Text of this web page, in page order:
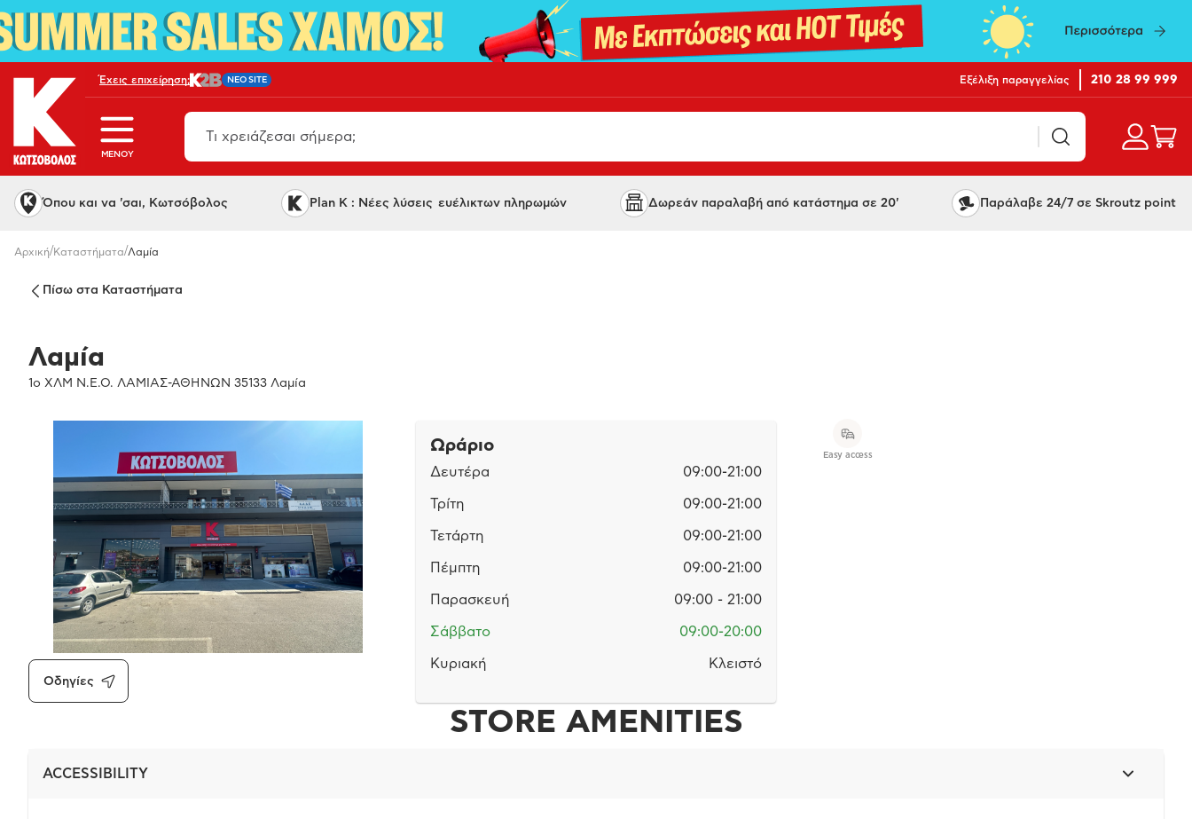
Έχεις επιχείρηση; NEO SITE Εξέλιξη παραγγελίας 210 28 99 999
MENOY
Όπου και να 'σαι, Κωτσόβολος Plan K : Νέες λύσεις ευέλικτων πληρωμών Δωρεάν παραλαβή από κατάστημα σε 20' Παράλαβε 24/7 σε Skroutz point
Αρχική/Καταστήματα/Λαμία
Πίσω στα Καταστήματα
Λαμία
1ο ΧΛΜ Ν.Ε.Ο. ΛΑΜΙΑΣ-ΑΘΗΝΩΝ 35133 Λαμία
Οδηγίες
Ωράριο
Δευτέρα 09:00-21:00
Τρίτη 09:00-21:00
Τετάρτη 09:00-21:00
Πέμπτη 09:00-21:00
Παρασκευή 09:00 - 21:00
Σάββατο 09:00-20:00
Κυριακή Κλειστό
Easy access
STORE AMENITIES
ACCESSIBILITY